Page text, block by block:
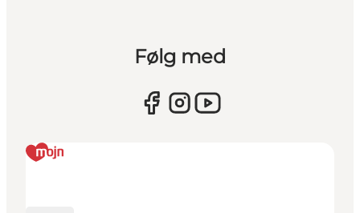
Følg med